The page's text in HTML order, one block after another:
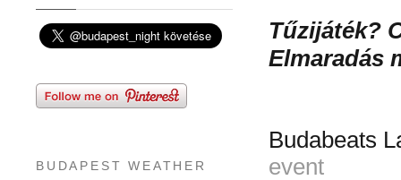
Tűzijáték?
Elmaradás
Budabeats
event
BUDAPEST WEATHER